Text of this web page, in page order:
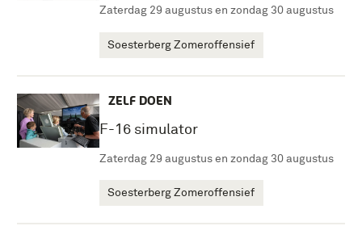
Zaterdag 29 augustus en zondag 30 augustus
Soesterberg Zomeroffensief
ZELF DOEN
F-16 simulator
Zaterdag 29 augustus en zondag 30 augustus
Soesterberg Zomeroffensief